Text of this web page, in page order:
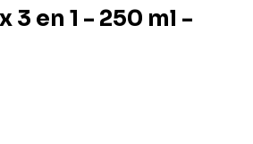
en 1 - 250 ml -